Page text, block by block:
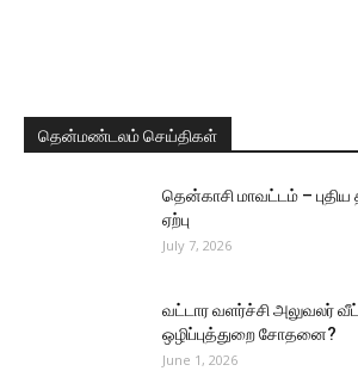
தென்மண்டலம் செய்திகள்
தென்காசி மாவட்டம் – புதிய
ஏற்பு
July 7, 2026
வட்டார வளர்ச்சி அலுவலர்
ஒழிப்புத்துறை சோதனை?
June 1, 2026